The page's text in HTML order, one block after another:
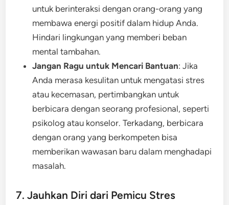
untuk berinteraksi dengan orang-orang yang
membawa energi positif dalam hidup Anda.
Hindari lingkungan yang memberi beban
mental tambahan.
Jangan Ragu untuk Mencari Bantuan: Jika
Anda merasa kesulitan untuk mengatasi stres
atau kecemasan, pertimbangkan untuk
berbicara dengan seorang profesional, seperti
psikolog atau konselor. Terkadang, berbicara
dengan orang yang berkompeten bisa
memberikan wawasan baru dalam menghadapi
masalah.
7. Jauhkan Diri dari Pemicu Stres